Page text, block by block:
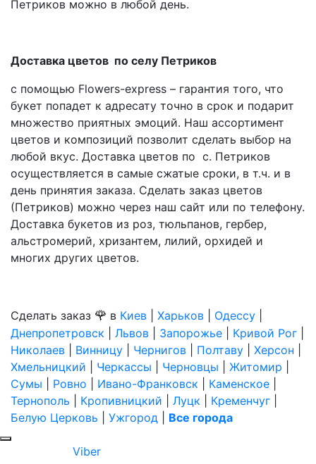
Петриков можно в любой день.
Доставка цветов по селу Петриков
с помощью Flowers-express – гарантия того, что
букет попадет к адресату точно в срок и подарит
множество приятных эмоций. Наш ассортимент
цветов и композиций позволит сделать выбор на
любой вкус. Доставка цветов по с. Петриков
осуществляется в самые сжатые сроки, в т.ч. и в
день принятия заказа. Сделать заказ цветов
(Петриков) можно через наш сайт или по телефону.
Доставка букетов из роз, тюльпанов, гербер,
альстромерий, хризантем, лилий, орхидей и
многих других цветов.
Сделать заказ 🌹 в Киев Харьков Одессу
Днепропетровск
Львов Запорожье Кривой Рог
Николаев
Винницу Чернигов Полтаву Херсон
Хмельницкий
Черкассы Черновцы Житомир
Сумы
Ровно Ивано-Франковск Каменское
Тернополь
Кропивницкий Луцк Кременчуг
Белую Церковь
Ужгород Все города
Viber